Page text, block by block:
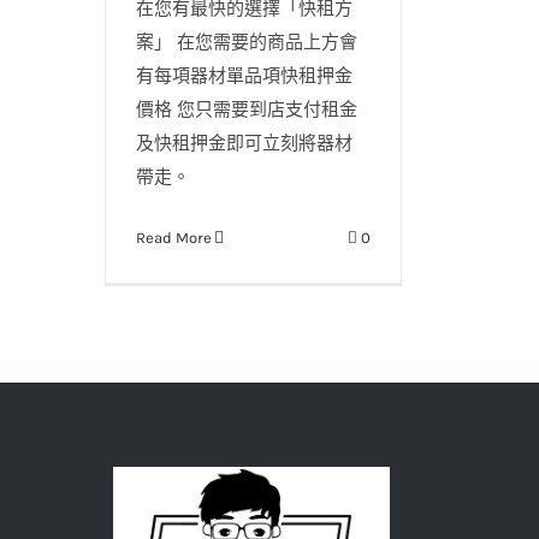
在您有最快的選擇「快租方
案」 在您需要的商品上方會
有每項器材單品項快租押金
價格 您只需要到店支付租金
及快租押金即可立刻將器材
帶走。
Read More 0